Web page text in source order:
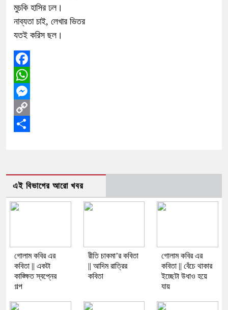
মুচকি হাসির ঢল।
নাব্যতা চাই, লেখার ভিতর
যতই করিস ছল।
Facebook
WhatsApp
Messenger
Copy
এই বিভাগের আরো খবর
গোলাম কবির এর
কবিতা || একটা
কাঙ্ক্ষিত স্বপ্নের
গল্প
রীতি চাকমা’র কবিতা
|| আদিম রাত্রির
কবিতা
গোলাম কবির এর
কবিতা || বেঁচে থাকার
ইচ্ছেটা উধাও হয়ে
যায়